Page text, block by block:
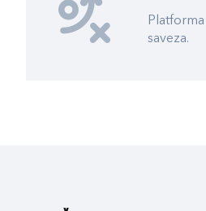
saveza.